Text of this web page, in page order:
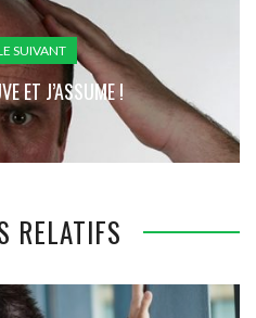
SUIVANT
ET J’ASSUME !
RELATIFS